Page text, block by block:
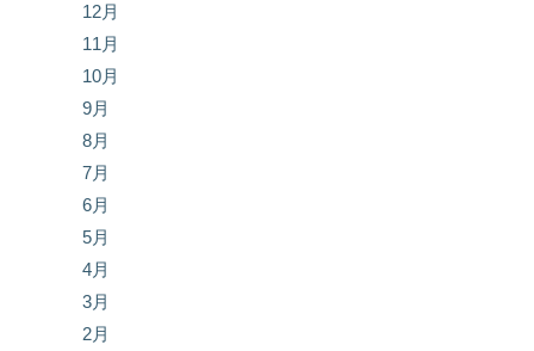
12月
11月
10月
9月
8月
7月
6月
5月
4月
3月
2月